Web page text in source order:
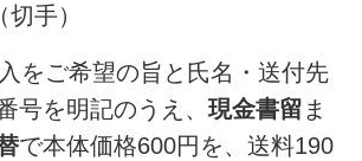
手）
をご希望の旨と氏名・送付先
号を明記のうえ、 現金書留 ま
で本体価格600円を、送料190